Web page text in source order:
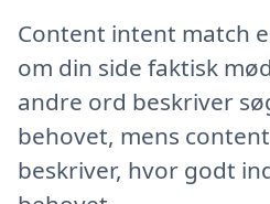
Content intent match
om din side faktisk
andre ord beskriver
behovet, mens
beskriver, hvor godt